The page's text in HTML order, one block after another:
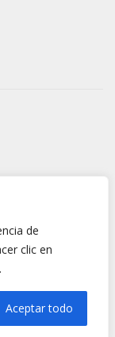
de
clic en
Aceptar todo